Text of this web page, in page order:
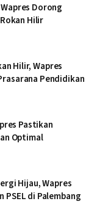
Dorong
Hilir
Hilir, Wapres
Pendidikan
Pastikan
Optimal
Hijau, Wapres
PSEL di Palembang